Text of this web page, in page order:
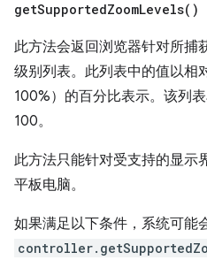
getSupportedZoomLevels( )
此方法会返回浏览器针对所捕
级别列表。此列表中的值以相
100%）的百分比表示。该列
100。
此方法只能针对受支持的显示
平板电脑。
如果满足以下条件，系统可能